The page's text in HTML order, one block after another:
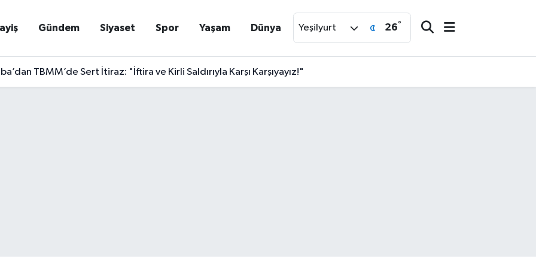
Gündem Siyaset Spor Yaşam Dünya Yeşilyurt 26°
TBMM’de Sert İtiraz: "İftira ve Kirli Saldırıyla Karşı Karşıyayız!"